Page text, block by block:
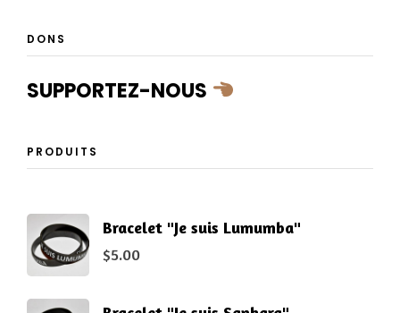
DONS
SUPPORTEZ-NOUS
PRODUITS
Bracelet "Je suis Lumumba"
$5.00